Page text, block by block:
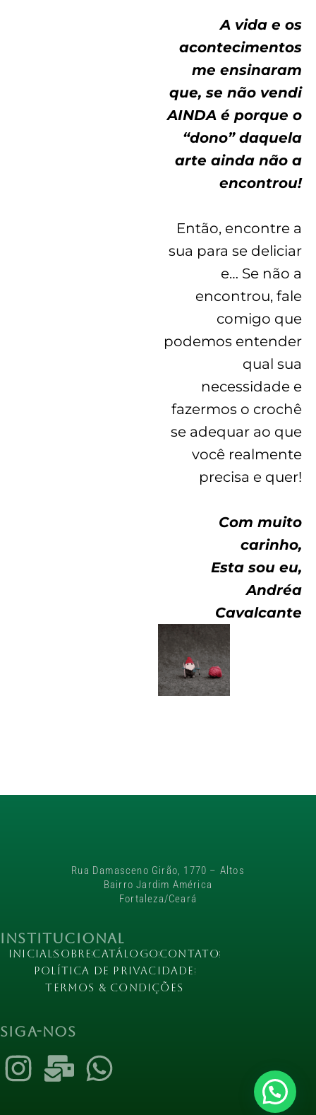
A vida e os
acontecimentos
me ensinaram
que, se não vendi
AINDA é porque o
“dono” daquela
arte ainda não a
encontrou!
Então, encontre a
sua para se deliciar
e… Se não a
encontrou, fale
comigo que
podemos entender
qual sua
necessidade e
fazermos o crochê
se adequar ao que
você realmente
precisa e quer!
Com muito
carinho,
Esta sou eu,
Andréa
Cavalcante
Rua Damasceno Girão, 1770 – Altos
Bairro Jardim América
Fortaleza/Ceará
Institucional
InicialSobreCatálogoContato
Política de Privacidade
Termos & Condições
Siga-nos